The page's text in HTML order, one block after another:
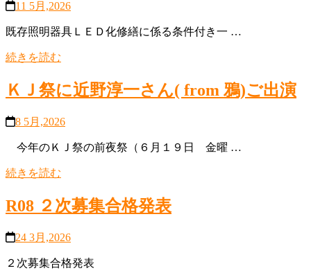
11 5月,2026
既存照明器具ＬＥＤ化修繕に係る条件付き一 …
続きを読む
ＫＪ祭に近野淳一さん( from 鴉)ご出演
8 5月,2026
今年のＫＪ祭の前夜祭（６月１９日 金曜 …
続きを読む
R08 ２次募集合格発表
24 3月,2026
２次募集合格発表